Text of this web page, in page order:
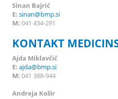
Sinan Bajrić
E: sinan@bmp.si
M: 041 434-291
KONTAKT
Ajda Miklavčič
E: ajda@bmp.si
M: 041 388-944
Andreja Košir